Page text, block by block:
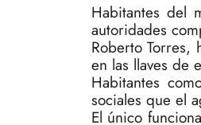
Habitantes del
autoridades
Roberto
en las llaves de
Habitantes
sociales que el
El único